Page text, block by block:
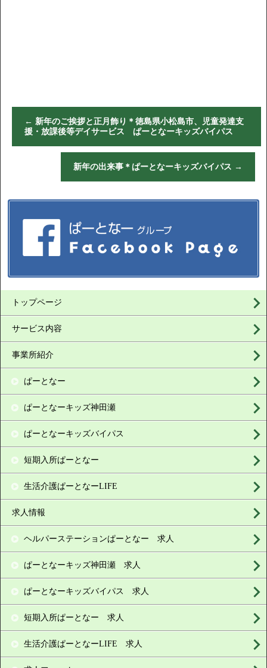
← 新年のご挨拶と正月飾り＊徳島県小松島市、児童発達支
援・放課後等デイサービス ぱーとなーキッズバイパス
新年の出来事＊ぱーとなーキッズバイパス →
トップページ
サービス内容
事業所紹介
ぱーとなー
ぱーとなーキッズ神田瀬
ぱーとなーキッズバイパス
短期入所ぱーとなー
生活介護ぱーとなーLIFE
求人情報
ヘルパーステーションぱーとなー 求人
ぱーとなーキッズ神田瀬 求人
ぱーとなーキッズバイパス 求人
短期入所ぱーとなー 求人
生活介護ぱーとなーLIFE 求人